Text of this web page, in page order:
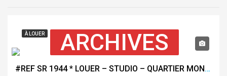
À LOUER ARCHIVES
#REF SR 1944 * LOUER – STUDIO – QUARTIER MONTEFIORE – TEL AVIV *